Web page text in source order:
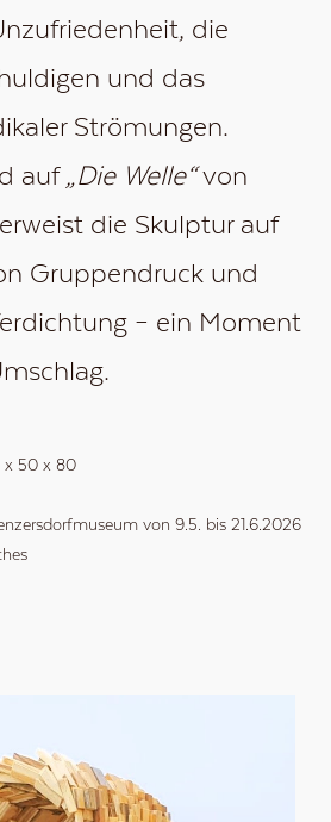
die
und das
Strömungen.
auf „Die Welle“von
die Skulptur auf
Gruppendruck und
– ein Moment
x 50 x 80
von 9.5. bis 21.6.2026